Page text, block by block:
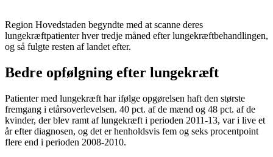
Region Hovedstaden begyndte med at scanne deres
lungekræftpatienter hver tredje måned efter lungekræftbehandlingen,
og så fulgte resten af landet efter.
Bedre opfølgning efter lungekræft
Patienter med lungekræft har ifølge opgørelsen haft den største
fremgang i etårsoverlevelsen. 40 pct. af de mænd og 48 pct. af de
kvinder, der blev ramt af lungekræft i perioden 2011-13, var i live et
år efter diagnosen, og det er henholdsvis fem og seks procentpoint
flere end i perioden 2008-2010.